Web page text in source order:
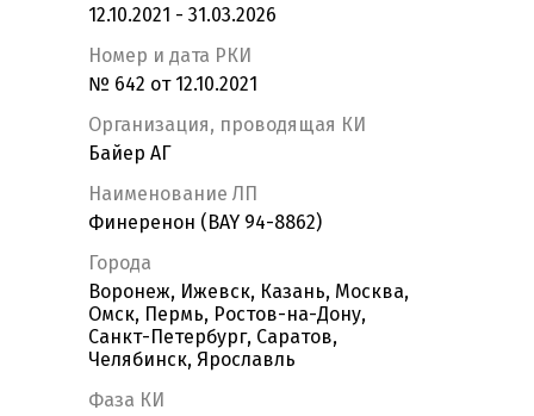
12.10.2021 - 31.03.2026
Номер и дата РКИ
№ 642 от 12.10.2021
Организация, проводящая КИ
Байер АГ
Наименование ЛП
Финеренон (BAY 94-8862)
Города
Воронеж, Ижевск, Казань, Москва,
Омск, Пермь, Ростов-на-Дону,
Санкт-Петербург, Саратов,
Челябинск, Ярославль
Фаза КИ